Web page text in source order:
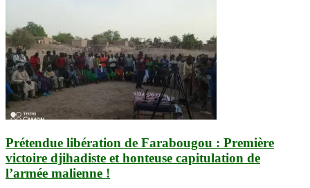
Prétendue libération de Farabougou : Première
victoire djihadiste et honteuse capitulation de
l’armée malienne !